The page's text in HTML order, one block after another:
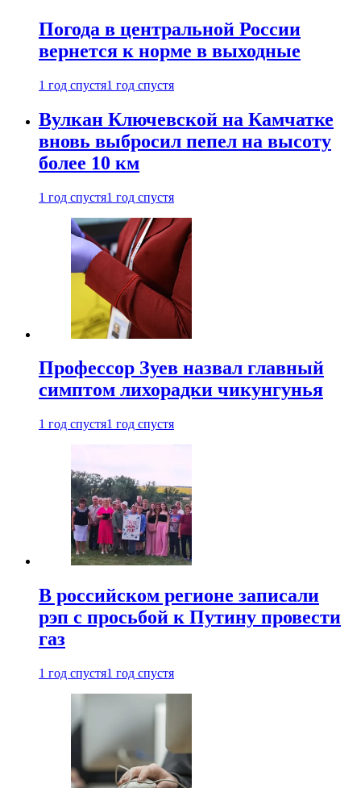
Погода в центральной России
вернется к норме в выходные
1 год спустя1 год спустя
Вулкан Ключевской на Камчатке
вновь выбросил пепел на высоту
более 10 км
1 год спустя1 год спустя
Профессор Зуев назвал главный
симптом лихорадки чикунгунья
1 год спустя1 год спустя
В российском регионе записали
рэп с просьбой к Путину провести
газ
1 год спустя1 год спустя